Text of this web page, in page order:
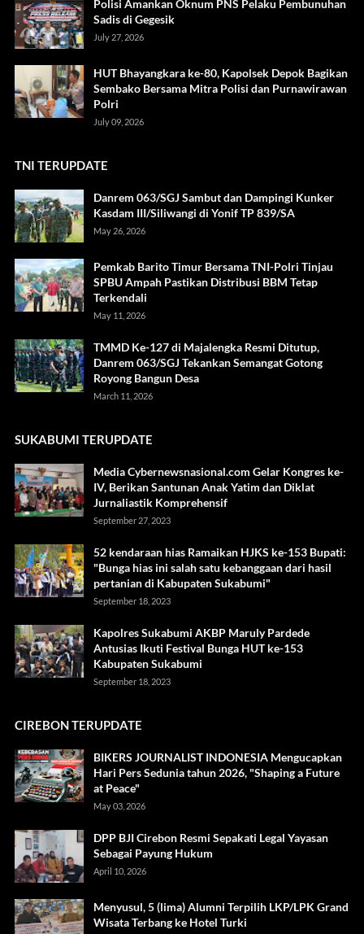
Polisi Amankan Oknum PNS Pelaku Pembunuhan
Sadis di Gegesik
July 27, 2026
HUT Bhayangkara ke-80, Kapolsek Depok Bagikan
Sembako Bersama Mitra Polisi dan Purnawirawan
Polri
July 09, 2026
TNI TERUPDATE
Danrem 063/SGJ Sambut dan Dampingi Kunker
Kasdam III/Siliwangi di Yonif TP 839/SA
May 26, 2026
Pemkab Barito Timur Bersama TNI-Polri Tinjau
SPBU Ampah Pastikan Distribusi BBM Tetap
Terkendali
May 11, 2026
TMMD Ke-127 di Majalengka Resmi Ditutup,
Danrem 063/SGJ Tekankan Semangat Gotong
Royong Bangun Desa
March 11, 2026
SUKABUMI TERUPDATE
Media Cybernewsnasional.com Gelar Kongres ke-
IV, Berikan Santunan Anak Yatim dan Diklat
Jurnaliastik Komprehensif
September 27, 2023
52 kendaraan hias Ramaikan HJKS ke-153 Bupati:
"Bunga hias ini salah satu kebanggaan dari hasil
pertanian di Kabupaten Sukabumi"
September 18, 2023
Kapolres Sukabumi AKBP Maruly Pardede
Antusias Ikuti Festival Bunga HUT ke-153
Kabupaten Sukabumi
September 18, 2023
CIREBON TERUPDATE
BIKERS JOURNALIST INDONESIA Mengucapkan
Hari Pers Sedunia tahun 2026, "Shaping a Future
at Peace"
May 03, 2026
DPP BJI Cirebon Resmi Sepakati Legal Yayasan
Sebagai Payung Hukum
April 10, 2026
Menyusul, 5 (lima) Alumni Terpilih LKP/LPK Grand
Wisata Terbang ke Hotel Turki